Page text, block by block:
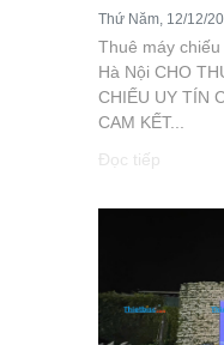
Thứ Năm, 12/12/
Thuê máy
Hà Nội CHO
CHIẾU UY TÍN
CAM KẾT...
Đọc tiếp